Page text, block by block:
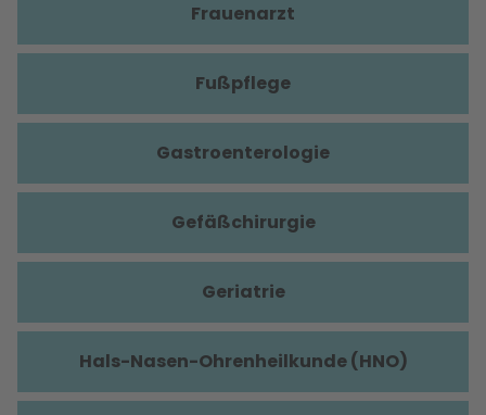
Frauenarzt
Fußpflege
Gastroenterologie
Gefäßchirurgie
Geriatrie
Hals-Nasen-Ohrenheilkunde (HNO)